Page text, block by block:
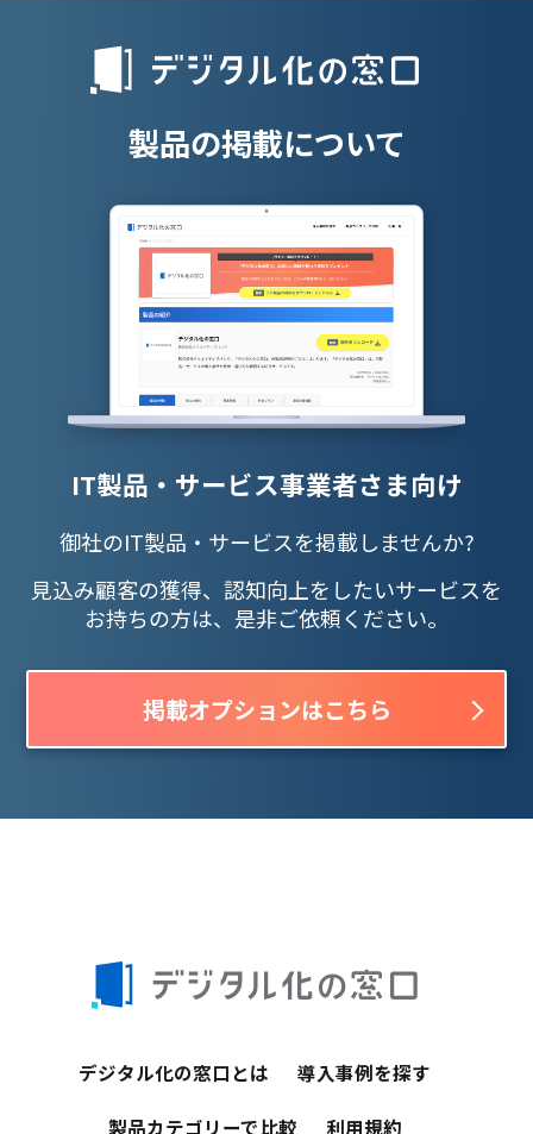
授業支援シス
製品の掲載について
IT製品・サービス事業者さま向け
御社のIT製品・サービスを掲載しませんか?
見込み顧客の獲得、認知向上をしたいサービスを
お持ちの方は、是非ご依頼ください。
掲載オプションはこちら
デジタル化の窓口とは 導入事例を探す
製品カテゴリーで比較 利用規約